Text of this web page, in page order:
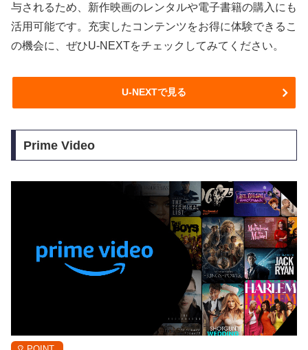
与されるため、新作映画のレンタルや電子書籍の購入にも
活用可能です。充実したコンテンツをお得に体験できるこ
の機会に、ぜひU-NEXTをチェックしてみてください。
U-NEXTで見る
Prime Video